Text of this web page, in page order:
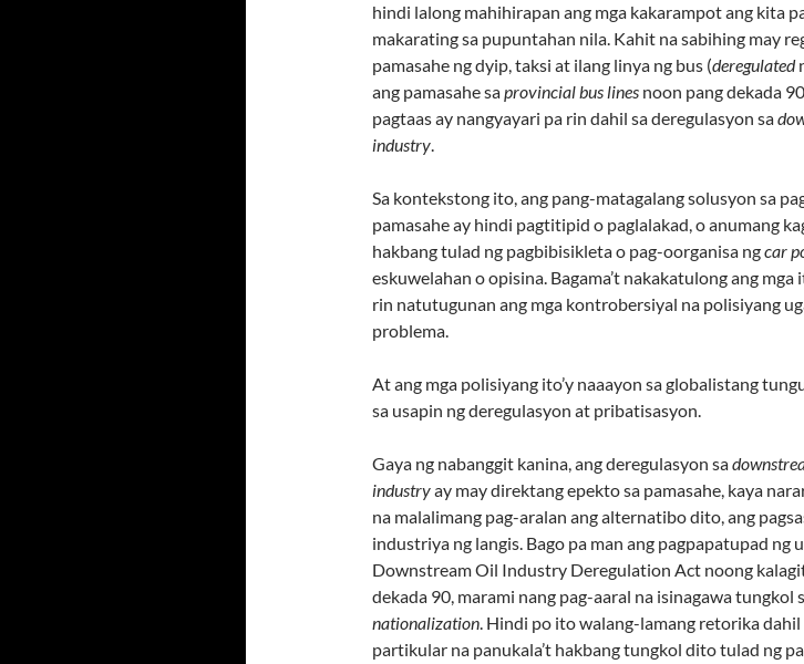
hindi lalong mahihirapan ang mga kakarampot ang kita
makarating sa pupuntahan nila. Kahit na sabihing may
pamasahe ng dyip, taksi at ilang linya ng bus (deregulated
ang pamasahe saprovincial bus lines noon pang dekada
pagtaas ay nangyayari pa rin dahil sa deregulasyon sa
industry.
Sa kontekstong ito, ang pang-matagalang solusyon sa
pamasahe ay hindi pagtitipid o paglalakad, o anumang
hakbang tulad ng pagbibisikleta o pag-oorganisa ngcar
eskuwelahan o opisina. Bagama’t nakakatulong ang mga
rin natutugunan ang mga kontrobersiyal na polisiyang
problema.
At ang mga polisiyang ito’y naaayon sa globalistang
sa usapin ng deregulasyon at pribatisasyon.
Gaya ng nabanggit kanina, ang deregulasyon sa
industryay may direktang epekto sa pamasahe, kaya
na malalimang pag-aralan ang alternatibo dito, ang
industriya ng langis. Bago pa man ang pagpapatupad ng
Downstream Oil Industry Deregulation Act noong
dekada 90, marami nang pag-aaral na isinagawa tungkol
nationalization. Hindi po ito walang-lamang retorika dahil
partikular na panukala’t hakbang tungkol dito tulad ng